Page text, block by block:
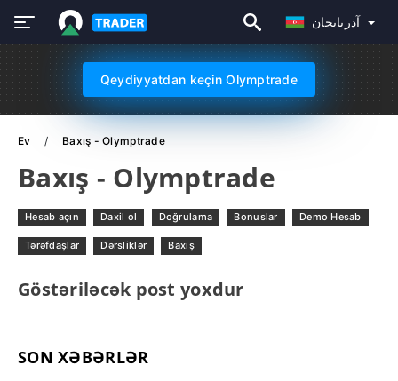
Qeydiyyatdan keçin Olymptrade
Ev Baxış - Olymptrade
Baxış - Olymptrade
Hesab açın Daxil ol Doğrulama Bonuslar Demo Hesab
Tərəfdaşlar Dərsliklər Baxış
Göstəriləcək post yoxdur
SON XƏBƏRLƏR